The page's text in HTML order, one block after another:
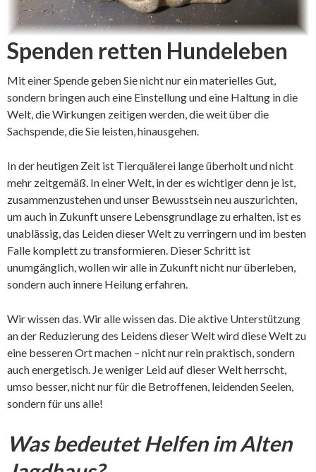
Spenden retten Hundeleben
Mit einer Spende geben Sie nicht nur ein materielles Gut,
sondern bringen auch eine Einstellung und eine Haltung in die
Welt, die Wirkungen zeitigen werden, die weit über die
Sachspende, die Sie leisten, hinausgehen.
In der heutigen Zeit ist Tierquälerei lange überholt und nicht
mehr zeitgemäß. In einer Welt, in der es wichtiger denn je ist,
zusammenzustehen und unser Bewusstsein neu auszurichten,
um auch in Zukunft unsere Lebensgrundlage zu erhalten, ist es
unablässig, das Leiden dieser Welt zu verringern und im besten
Falle komplett zu transformieren. Dieser Schritt ist
unumgänglich, wollen wir alle in Zukunft nicht nur überleben,
sondern auch innere Heilung erfahren.
Wir wissen das. Wir alle wissen das. Die aktive Unterstützung
an der Reduzierung des Leidens dieser Welt wird diese Welt zu
eine besseren Ort machen – nicht nur rein praktisch, sondern
auch energetisch. Je weniger Leid auf dieser Welt herrscht,
umso besser, nicht nur für die Betroffenen, leidenden Seelen,
sondern für uns alle!
Was bedeutet Helfen im Alten